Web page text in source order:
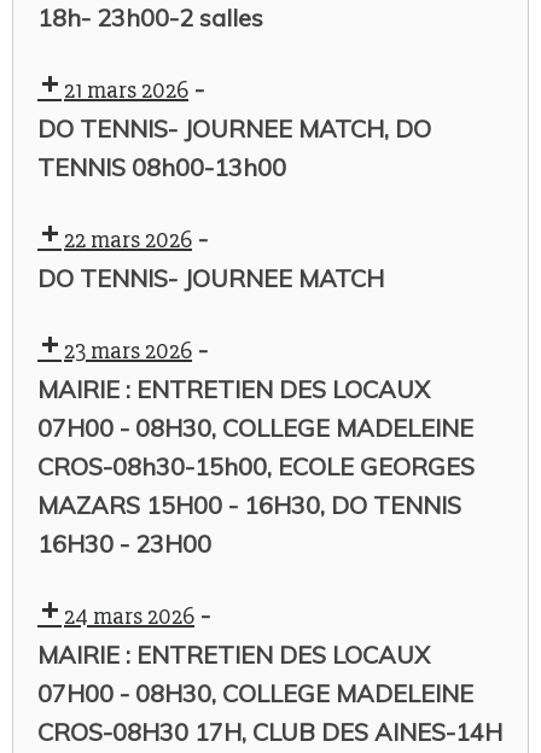
18h- 23h00-2 salles
21 mars 2026 -
DO TENNIS- JOURNEE MATCH, DO
TENNIS 08h00-13h00
22 mars 2026 -
DO TENNIS- JOURNEE MATCH
23 mars 2026 -
MAIRIE : ENTRETIEN DES LOCAUX
07H00 - 08H30, COLLEGE MADELEINE
CROS-08h30-15h00, ECOLE GEORGES
MAZARS 15H00 - 16H30, DO TENNIS
16H30 - 23H00
24 mars 2026 -
MAIRIE : ENTRETIEN DES LOCAUX
07H00 - 08H30, COLLEGE MADELEINE
CROS-08H30 17H, CLUB DES AINES-14H